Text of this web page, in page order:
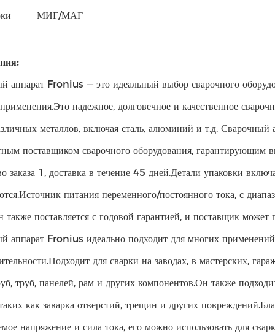
МИГ/МАГ
аппарат Fronius — это идеальный выбор сварочного
надежное, долговечное и качественное
металлов, включая сталь, алюминий и т.д.
поставщиком сварочного оборудования, гарантирующим
заказа 1, доставка в течение 45 дней.Детали упаковки
питания переменного/постоянного тока, с
поставляется с годовой гарантией, и поставщик
аппарат Fronius идеально подходит для многих
для сварки на заводах, в мастерских,
труб, панелей, рам и других компонентов.Он также
как заварка отверстий, трещин и других
напряжение и сила тока, его можно использовать для